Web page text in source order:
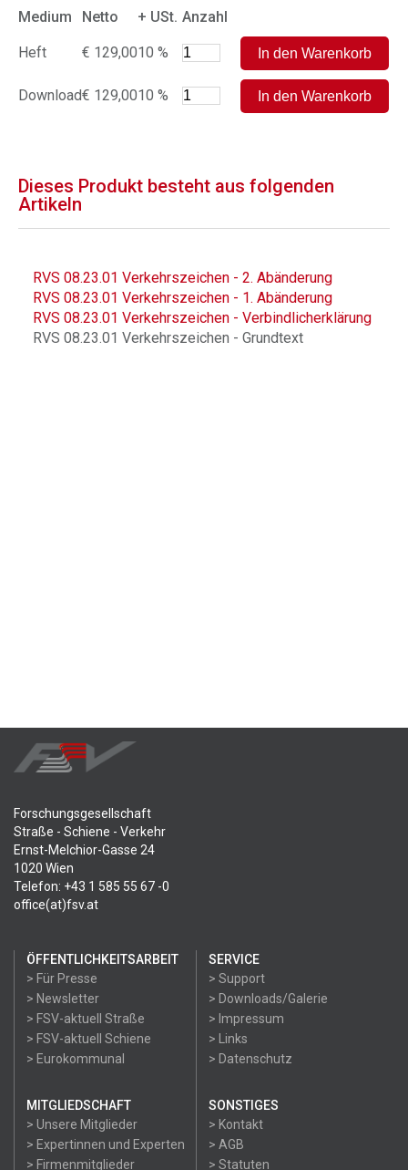
Medium
Netto + USt. Anzahl
Heft € 129,0010 %
Download€ 129,0010 %
Dieses Produkt besteht aus folgenden
Artikeln
RVS 08.23.01 Verkehrszeichen - 2. Abänderung
RVS 08.23.01 Verkehrszeichen - 1. Abänderung
RVS 08.23.01 Verkehrszeichen - Verbindlicherklärung
RVS 08.23.01 Verkehrszeichen - Grundtext
Forschungsgesellschaft
Straße - Schiene - Verkehr
Ernst-Melchior-Gasse 24
1020 Wien
Telefon: +43 1 585 55 67 -0
office(at)fsv.at
ÖFFENTLICHKEITSARBEIT
> Für Presse
> Newsletter
> FSV-aktuell Straße
> FSV-aktuell Schiene
> Eurokommunal
SERVICE
> Support
> Downloads/Galerie
> Impressum
> Links
> Datenschutz
MITGLIEDSCHAFT
> Unsere Mitglieder
> Expertinnen und Experten
> Firmenmitglieder
SONSTIGES
> Kontakt
> AGB
> Statuten